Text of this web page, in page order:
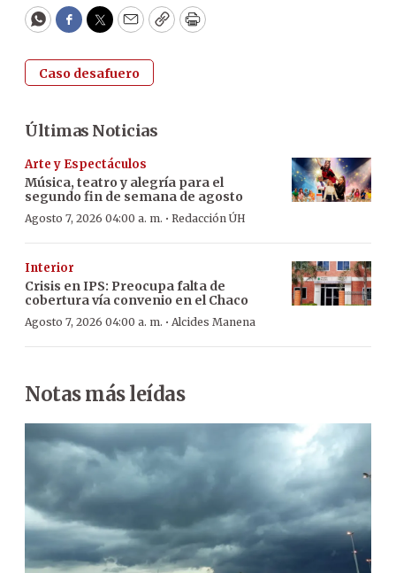
WhatsApp
Facebook
Twitter
EmailCopyPrint
Caso desafuero
Últimas Noticias
Arte y Espectáculos
Música, teatro y alegría para el
segundo fin de semana de agosto
Agosto 7, 2026 04:00 a. m. · Redacción ÚH
Interior
Crisis en IPS: Preocupa falta de
cobertura vía convenio en el Chaco
Agosto 7, 2026 04:00 a. m. · Alcides Manena
Notas más leídas